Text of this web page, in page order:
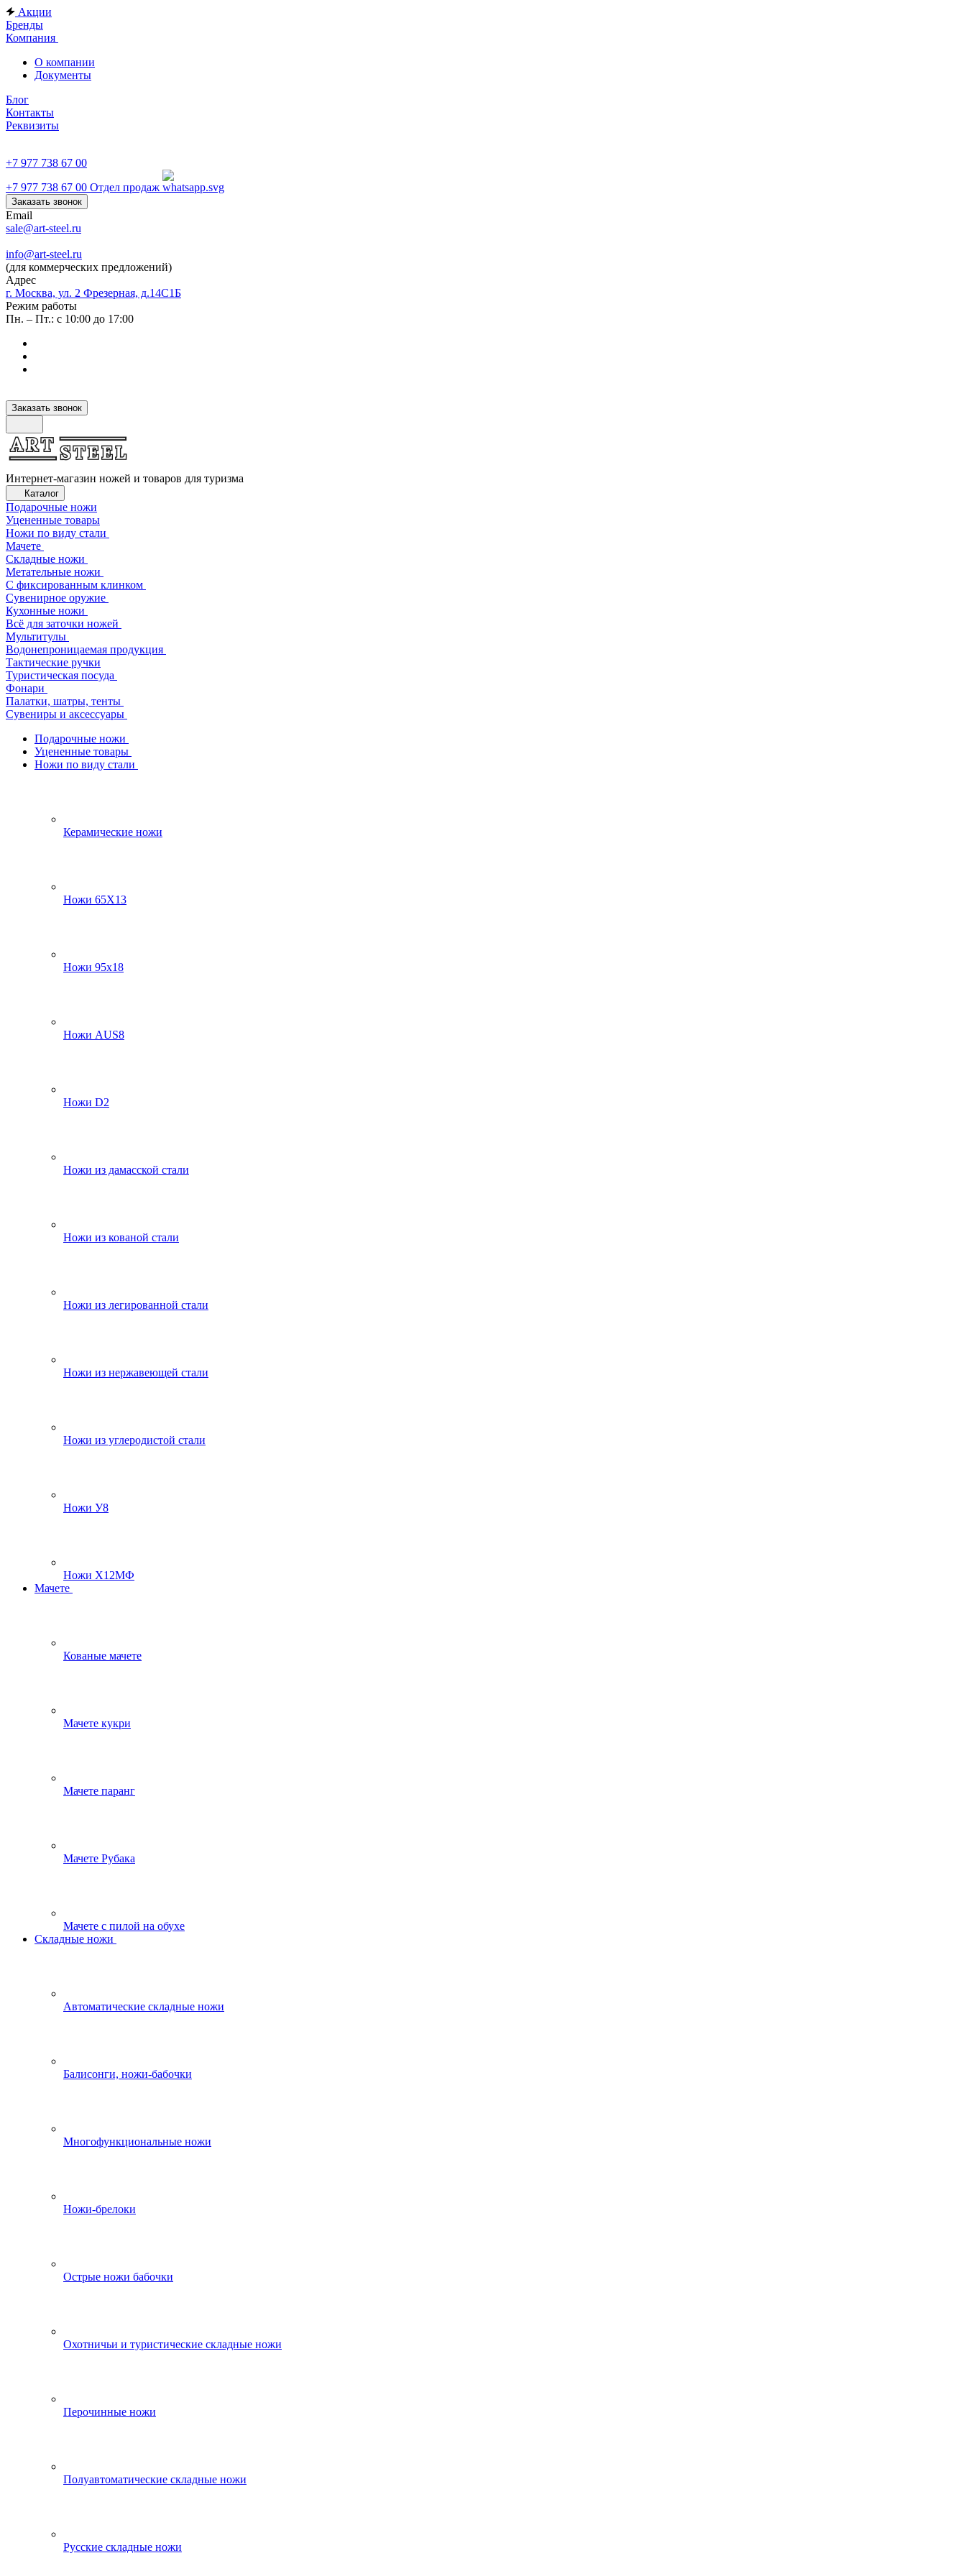
Акции
Бренды
Компания
О компании
Документы
Блог
Контакты
Реквизиты
+7 977 738 67 00
+7 977 738 67 00 Отдел продаж
Заказать звонок
Email
sale@art-steel.ru
info@art-steel.ru
(для коммерческих предложений)
Адрес
г. Москва, ул. 2 Фрезерная, д.14С1Б
Режим работы
Пн. – Пт.: с 10:00 до 17:00
Заказать звонок
Интернет-магазин ножей и товаров для туризма
Каталог
Подарочные ножи
Уцененные товары
Ножи по виду стали
Мачете
Складные ножи
Метательные ножи
С фиксированным клинком
Сувенирное оружие
Кухонные ножи
Всё для заточки ножей
Мультитулы
Водонепроницаемая продукция
Тактические ручки
Туристическая посуда
Фонари
Палатки, шатры, тенты
Сувениры и аксессуары
Подарочные ножи
Уцененные товары
Ножи по виду стали
Керамические ножи
Ножи 65Х13
Ножи 95х18
Ножи AUS8
Ножи D2
Ножи из дамасской стали
Ножи из кованой стали
Ножи из легированной стали
Ножи из нержавеющей стали
Ножи из углеродистой стали
Ножи У8
Ножи Х12МФ
Мачете
Кованые мачете
Мачете кукри
Мачете паранг
Мачете Рубака
Мачете с пилой на обухе
Складные ножи
Автоматические складные ножи
Балисонги, ножи-бабочки
Многофункциональные ножи
Ножи-брелоки
Острые ножи бабочки
Охотничьи и туристические складные ножи
Перочинные ножи
Полуавтоматические складные ножи
Русские складные ножи